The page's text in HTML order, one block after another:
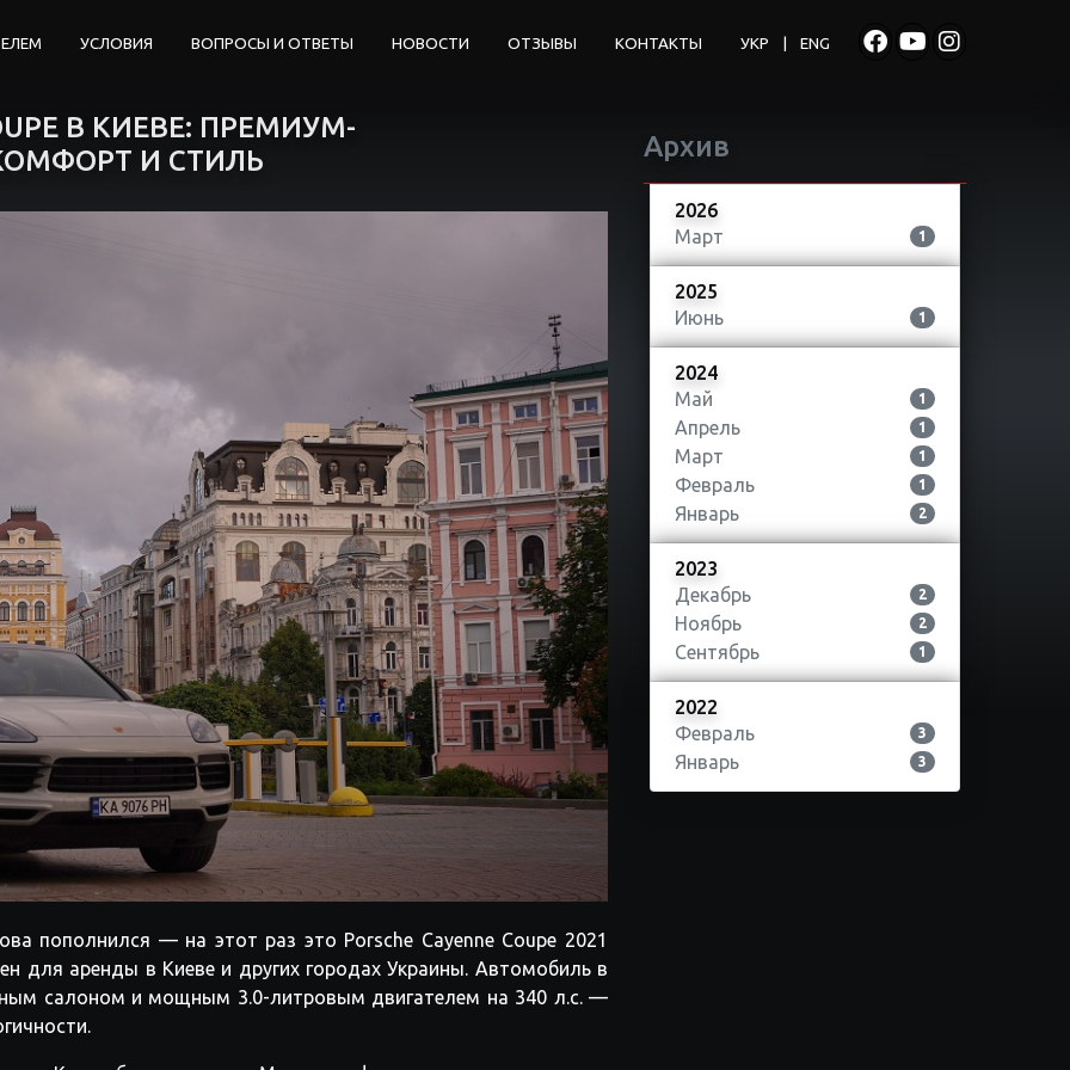
УСЛОВИЯ ВОПРОСЫ И ОТВЕТЫ НОВОСТИ ОТЗЫВЫ КОНТАКТЫ УКР ENG
В КИЕВЕ: ПРЕМИУМ-
И СТИЛЬ
пополнился — на этот раз это Porsche Cayenne Coupe 2021
для аренды в Киеве и других городах Украины. Автомобиль в
салоном и мощным 3.0-литровым двигателем на 340 л.с. —
Архив
2026
Март
1
2025
Июнь
1
2024
Май
1
Апрель 1
Март 1
Февраль 1
Январь 2
2023
Декабрь
2
Ноябрь 2
Сентябрь 1
2022
Февраль
3
Январь 3